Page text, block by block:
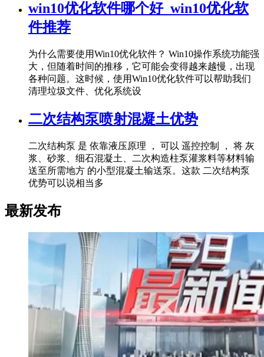
win10优化软件哪个好_win10优化软
件推荐
为什么需要使用Win10优化软件？ Win10操作系统功能强
大，但随着时间的推移，它可能会变得越来越慢，出现
各种问题。这时候，使用Win10优化软件可以帮助我们
清理垃圾文件、优化系统设
二次结构泵喷射混凝土优势
二次结构泵 是 依靠液压原理 ， 可以 遥控控制 ， 将 灰
浆、砂浆、细石混凝土、二次构造柱泵灌浆料等材料输
送至所需地方 的小型混凝土输送泵。这款 二次结构泵
优势可以说相当多
最新发布